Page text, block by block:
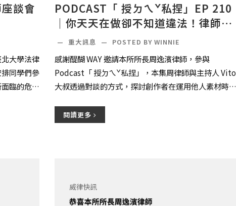
談會
大學法律
同學們參
臨的危機
PODCAST「 授ㄉㄟˇ私捏」EP 210
｜你天天在做卻不知道違法！律師警
告：轉貼迷因、懶人包「這樣做」隨
時可能被告 FT. 周逸濱律師
— 重大訊息 — POSTED BY WINNIE
感謝醍醐 WAY 邀請本所所長周逸濱律師，參與
Podcast「 授ㄉㄟˇ私捏」，本集周律師與主持人 Vito
大叔透過對談的方式，探討創作者在運用他人素材時，
閱讀更多